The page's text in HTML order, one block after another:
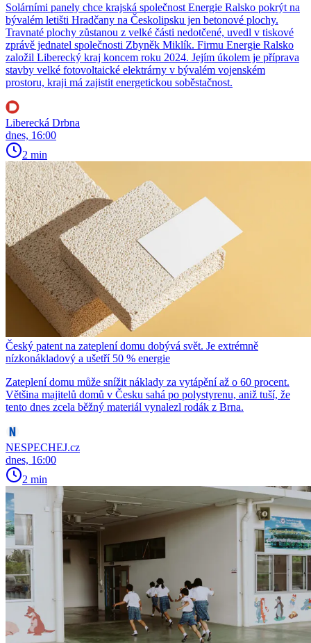
Solárními panely chce krajská společnost Energie Ralsko pokrýt na
bývalém letišti Hradčany na Českolipsku jen betonové plochy.
Travnaté plochy zůstanou z velké části nedotčené, uvedl v tiskové
zprávě jednatel společnosti Zbyněk Miklík. Firmu Energie Ralsko
založil Liberecký kraj koncem roku 2024. Jejím úkolem je příprava
stavby velké fotovoltaické elektrárny v bývalém vojenském
prostoru, kraji má zajistit energetickou soběstačnost.
Liberecká Drbna
dnes, 16:00
2 min
Český patent na zateplení domu dobývá svět. Je extrémně
nízkonákladový a ušetří 50 % energie
Zateplení domu může snížit náklady za vytápění až o 60 procent.
Většina majitelů domů v Česku sahá po polystyrenu, aniž tuší, že
tento dnes zcela běžný materiál vynalezl rodák z Brna.
NESPECHEJ.cz
dnes, 16:00
2 min